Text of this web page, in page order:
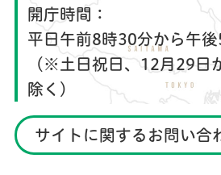
開庁時間：
平日午前8時30分から午
（※土日祝日、12月29日
除く）
サイトに関するお問い合